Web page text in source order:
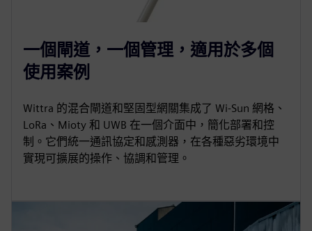
一個閘道，一個管理，適用於多個
使用案例
Wittra 的混合閘道和堅固型網關集成了 Wi-Sun 網格、
LoRa、Mioty 和 UWB 在一個介面中，簡化部署和控
制。它們統一通訊協定和感測器，在各種惡劣環境中
實現可擴展的操作、協調和管理。